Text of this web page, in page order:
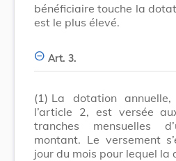
bénéficiaire touche la
est le plus élevé.
Art. 3.
(1) La dotation
l’article 2, est versée
tranches mensuelles
montant. Le versement
jour du mois pour lequel la